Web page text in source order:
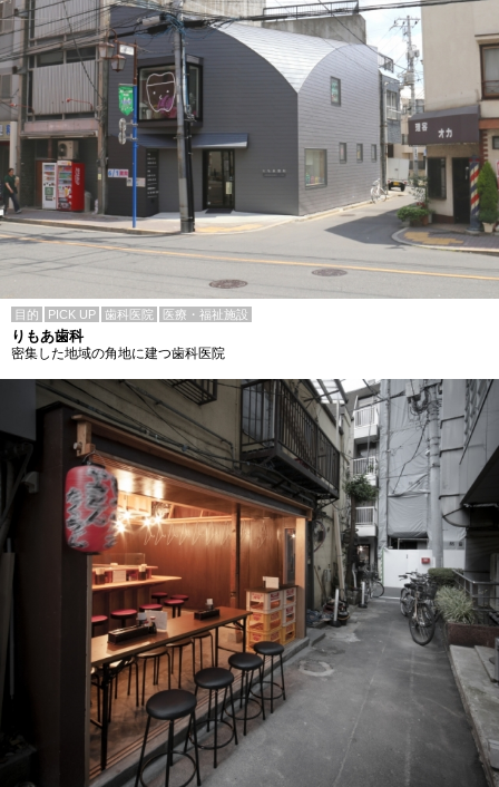
目的 PICK UP 歯科医院 医療・福祉施設
りもあ歯科
密集した地域の角地に建つ歯科医院